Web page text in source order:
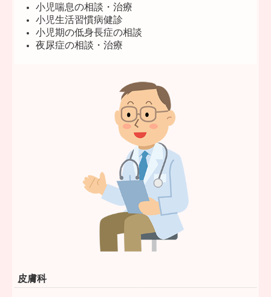
小児喘息の相談・治療
小児生活習慣病健診
小児期の低身長症の相談
夜尿症の相談・治療
皮膚科